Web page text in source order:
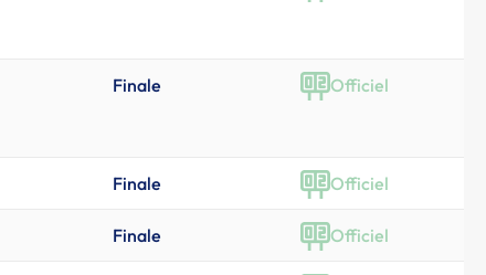
Finale Officiel
Finale Officiel
Finale Officiel